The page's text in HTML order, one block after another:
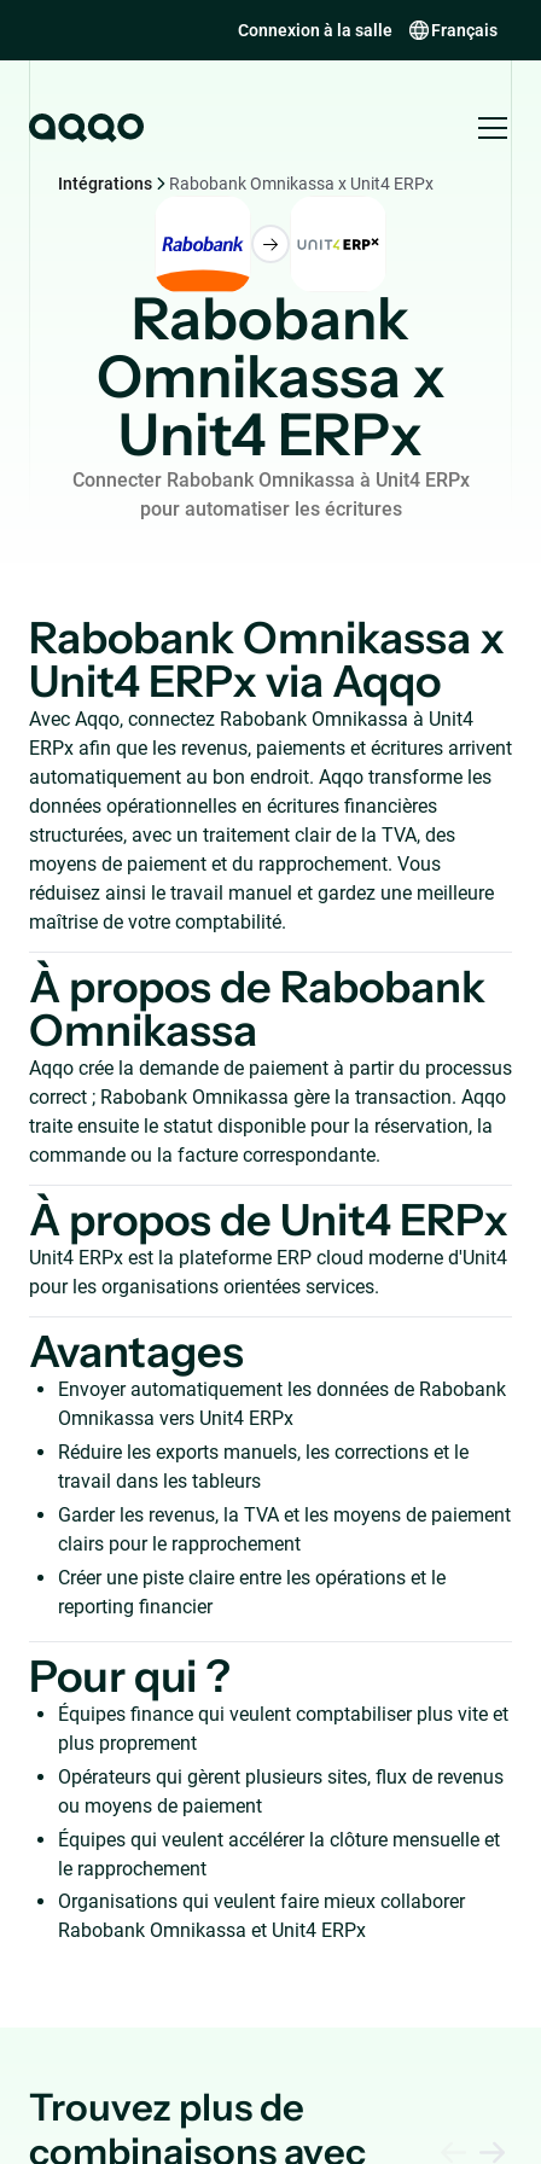
Connexion à la salle Français
Intégrations Rabobank Omnikassa x Unit4 ERPx
Rabobank
Omnikassa x
Unit4 ERPx
Connecter Rabobank Omnikassa à Unit4 ERPx
pour automatiser les écritures
Rabobank Omnikassa x
Unit4 ERPx via Aqqo
Avec Aqqo, connectez Rabobank Omnikassa à Unit4
ERPx afin que les revenus, paiements et écritures arrivent
automatiquement au bon endroit. Aqqo transforme les
données opérationnelles en écritures financières
structurées, avec un traitement clair de la TVA, des
moyens de paiement et du rapprochement. Vous
réduisez ainsi le travail manuel et gardez une meilleure
maîtrise de votre comptabilité.
À propos de Rabobank
Omnikassa
Aqqo crée la demande de paiement à partir du processus
correct ; Rabobank Omnikassa gère la transaction. Aqqo
traite ensuite le statut disponible pour la réservation, la
commande ou la facture correspondante.
À propos de Unit4 ERPx
Unit4 ERPx est la plateforme ERP cloud moderne d'Unit4
pour les organisations orientées services.
Avantages
Envoyer automatiquement les données de Rabobank
Omnikassa vers Unit4 ERPx
Réduire les exports manuels, les corrections et le
travail dans les tableurs
Garder les revenus, la TVA et les moyens de paiement
clairs pour le rapprochement
Créer une piste claire entre les opérations et le
reporting financier
Pour qui ?
Équipes finance qui veulent comptabiliser plus vite et
plus proprement
Opérateurs qui gèrent plusieurs sites, flux de revenus
ou moyens de paiement
Équipes qui veulent accélérer la clôture mensuelle et
le rapprochement
Organisations qui veulent faire mieux collaborer
Rabobank Omnikassa et Unit4 ERPx
Trouvez plus de
combinaisons avec